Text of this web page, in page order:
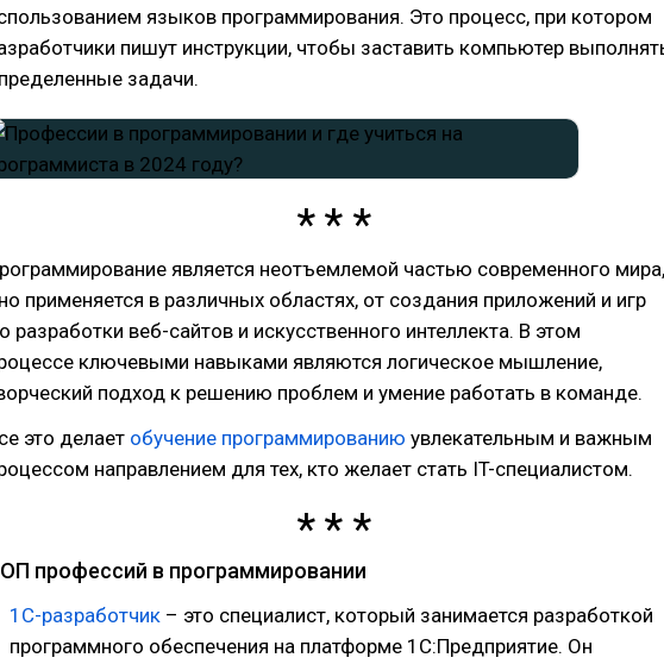
языков программирования. Это процесс, при котором
пишут инструкции, чтобы заставить компьютер
задачи.
является неотъемлемой частью современного мира,
применяется в различных областях, от создания приложений и игр
разработки веб-сайтов и искусственного интеллекта. В этом
ключевыми навыками являются логическое мышление,
подход к решению проблем и умение работать в команде.
это делает обучение программированию увлекательным и важным
направлением для тех, кто желает стать IT-специалистом.
профессий в программировании
1С-разработчик – это специалист, который занимается разработкой
программного обеспечения на платформе 1С:Предприятие. Он